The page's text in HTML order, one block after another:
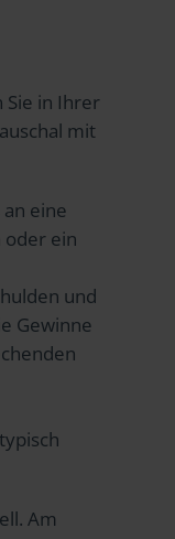
Sie in Ihrer
mit
eine
oder ein
und
Gewinne
Am